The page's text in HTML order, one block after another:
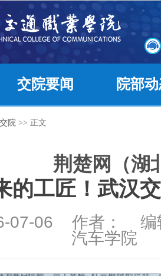
交院要闻 院部
院 >> 正文
荆楚网（湖
的工匠！武汉
07-06 作者：
汽车学院